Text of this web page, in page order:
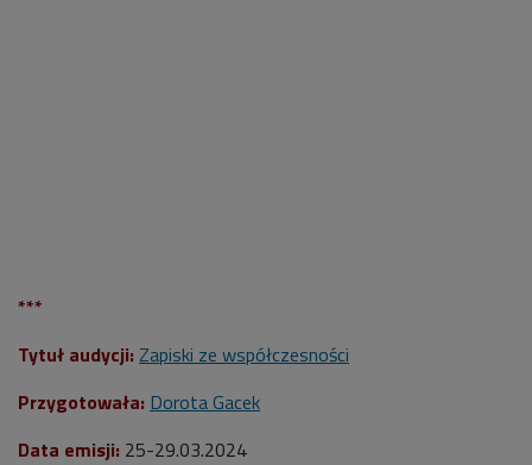
***
Tytuł audycji: Zapiski ze współczesności
Przygotowała: Dorota Gacek
Data emisji: 25-29.03.2024